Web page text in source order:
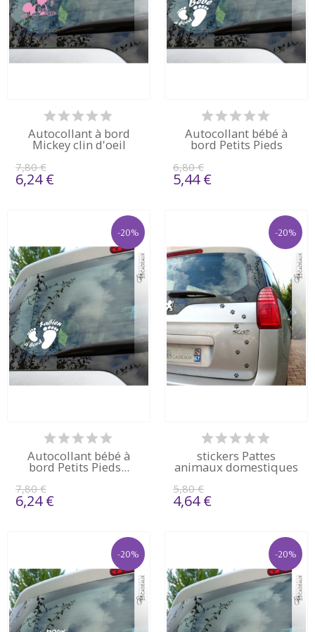
Autocollant à bord
Mickey clin d'oeil
7,80 €
6,24 €
Autocollant bébé à
bord Petits Pieds
6,80 €
5,44 €
-20%
Autocollant bébé à
bord Petits Pieds...
7,80 €
6,24 €
-20%
stickers Pattes
animaux domestiques
5,80 €
4,64 €
-20% -20%